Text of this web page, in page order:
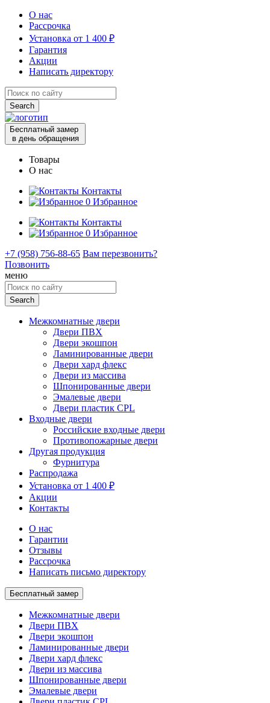
О нас
Рассрочка
Установка от 1 400 ₽
Гарантия
Акции
Написать директору
Search
for:
Бесплатный замер
в день обращения
Товары
О нас
Контакты
0 Избранное
Контакты
0 Избранное
+7 (958) 756-88-65 Вам перезвонить?
Позвонить
меню
Search
for:
Межкомнатные двери
Двери ПВХ
Двери экошпон
Ламинированные двери
Двери хард флекс
Двери из массива
Шпонированные двери
Эмалевые двери
Двери пластик CPL
Входные двери
Российские входные двери
Противопожарные двери
Другая продукция
Фурнитура
Распродажа
Установка от 1 400 ₽
Акции
Контакты
О нас
Гарантии
Отзывы
Рассрочка
Написать письмо директору
Бесплатный замер
Межкомнатные двери
Двери ПВХ
Двери экошпон
Ламинированные двери
Двери хард флекс
Двери из массива
Шпонированные двери
Эмалевые двери